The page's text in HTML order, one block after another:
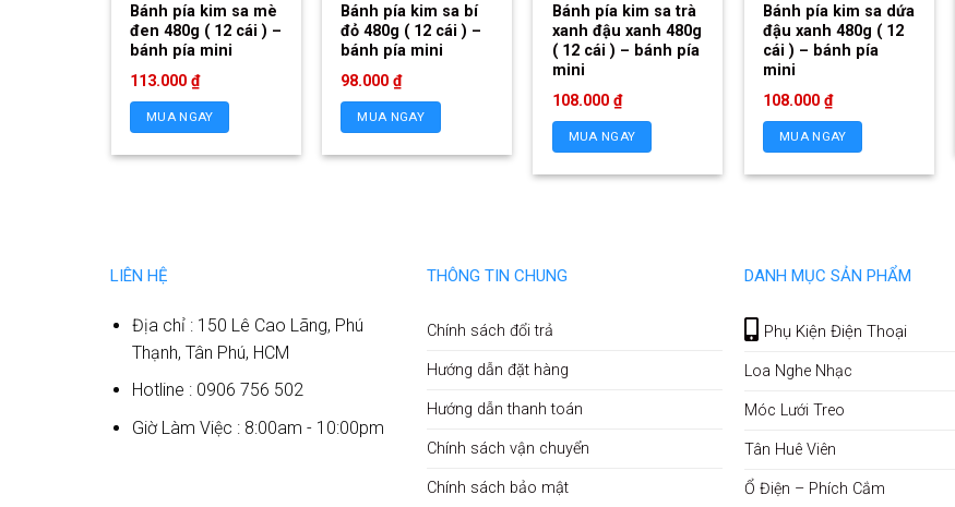
Bánh pía kim sa mè
đen 480g ( 12 cái ) –
bánh pía mini
113.000₫
MUA NGAY
Bánh pía kim sa bí
đỏ 480g ( 12 cái ) –
bánh pía mini
98.000₫
MUA NGAY
Bánh pía kim sa trà
xanh đậu xanh 480g
( 12 cái ) – bánh pía
mini
108.000 ₫
MUA NGAY
Bánh pía kim sa dứa
đậu xanh 480g ( 12
cái ) – bánh pía
mini
108.000₫
MUA NGAY
LIÊN HỆ
Địa chỉ : 150 Lê Cao Lãng, Phú
Thạnh, Tân Phú, HCM
Hotline : 0906 756 502
Giờ Làm Việc : 8:00am - 10:00pm
THÔNG TIN CHUNG
Chính sách đổi trả
Hướng dẫn đặt hàng
Hướng dẫn thanh toán
Chính sách vận chuyển
Chính sách bảo mật
DANH MỤC SẢN PHẨM
Phụ Kiện Điện Thoại
Loa Nghe Nhạc
Móc Lưới Treo
Tân Huê Viên
Ổ Điện – Phích Cắm